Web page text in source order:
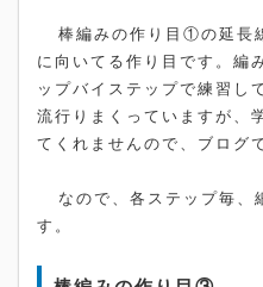
棒編みの作り目①の延長
に向いてる作り目です。編
ップバイステップで練習し
流行りまくっていますが、
てくれませんので、ブログ
なので、各ステップ毎、
す。